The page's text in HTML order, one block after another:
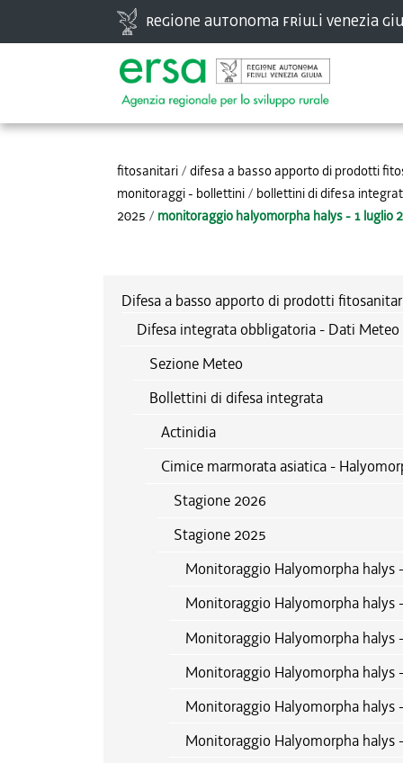
sulla
Regione autonoma Friuli Venezia
Strumenti
fitosanitari / difesa a basso apporto di prodotti
monitoraggi - bollettini / bollettini di difesa
2025 / monitoraggio halyomorpha halys - 1 luglio
Difesa a basso apporto di prodotti
Difesa integrata obbligatoria - Dati
Sezione Meteo
Bollettini di difesa integrata
Actinidia
Cimice marmorata asiatica -
Stagione 2026
Stagione 2025
Monitoraggio Halyomorpha halys
Monitoraggio Halyomorpha halys
Monitoraggio Halyomorpha halys
Monitoraggio Halyomorpha halys
Monitoraggio Halyomorpha halys
Monitoraggio Halyomorpha halys